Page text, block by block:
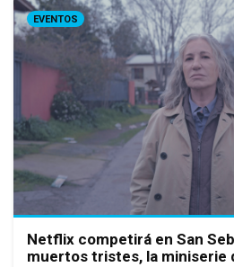
EVENTOS
Netflix competirá en San
muertos tristes, la miniserie